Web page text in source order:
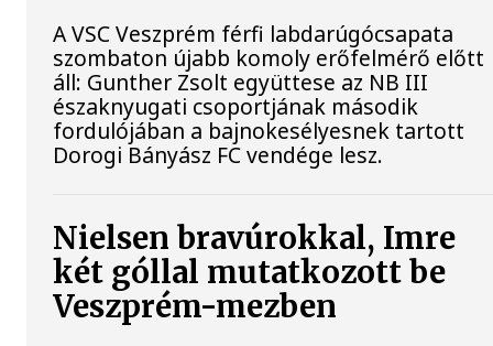
A VSC Veszprém férfi labdarúgócsapata
szombaton újabb komoly erőfelmérő előtt
áll: Gunther Zsolt együttese az NB III
északnyugati csoportjának második
fordulójában a bajnokesélyesnek tartott
Dorogi Bányász FC vendége lesz.
Nielsen bravúrokkal, Imre
két góllal mutatkozott be
Veszprém-mezben